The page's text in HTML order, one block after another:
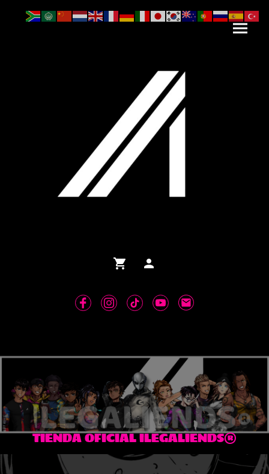
TIENDA OFICIAL ILEGALIENDS®